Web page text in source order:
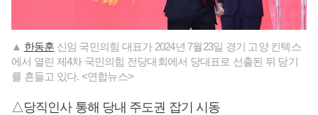
▲ 한동훈 신임 국민의힘 대표가 2024년 7월23일 경기 고양 킨텍스
에서 열린 제4차 국민의힘 전당대회에서 당대표로 선출된 뒤 당기
를 흔들고 있다. <연합뉴스>
△당직인사 통해 당내 주도권 잡기 시동